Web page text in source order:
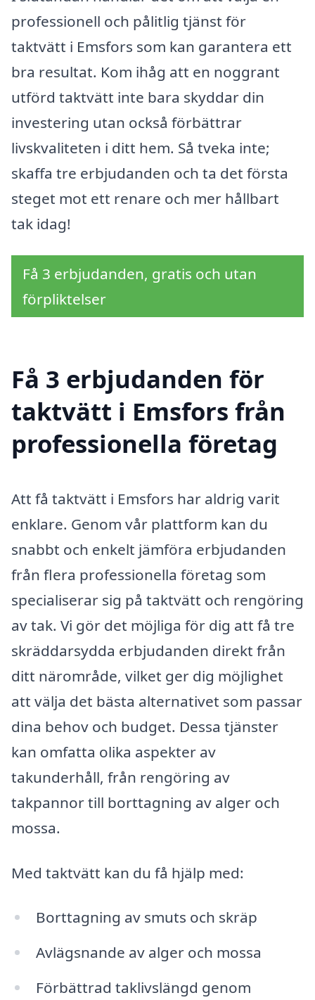
professionell och pålitlig tjänst för
taktvätt i Emsfors som kan garantera ett
bra resultat. Kom ihåg att en noggrant
utförd taktvätt inte bara skyddar din
investering utan också förbättrar
livskvaliteten i ditt hem. Så tveka inte;
skaffa tre erbjudanden och ta det första
steget mot ett renare och mer hållbart
tak idag!
Få 3 erbjudanden, gratis och utan
förpliktelser
Få 3 erbjudanden för
taktvätt i Emsfors från
professionella företag
Att få taktvätt i Emsfors har aldrig varit
enklare. Genom vår plattform kan du
snabbt och enkelt jämföra erbjudanden
från flera professionella företag som
specialiserar sig på taktvätt och rengöring
av tak. Vi gör det möjliga för dig att få tre
skräddarsydda erbjudanden direkt från
ditt närområde, vilket ger dig möjlighet
att välja det bästa alternativet som passar
dina behov och budget. Dessa tjänster
kan omfatta olika aspekter av
takunderhåll, från rengöring av
takpannor till borttagning av alger och
mossa.
Med taktvätt kan du få hjälp med:
Borttagning av smuts och skräp
Avlägsnande av alger och mossa
Förbättrad taklivslängd genom